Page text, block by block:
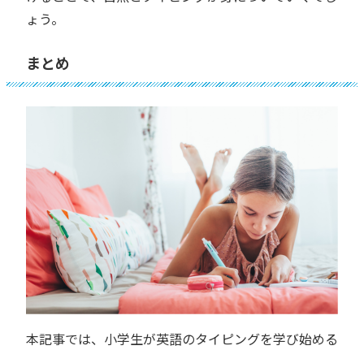
ょう。
まとめ
本記事では、小学生が英語のタイピングを学び始める